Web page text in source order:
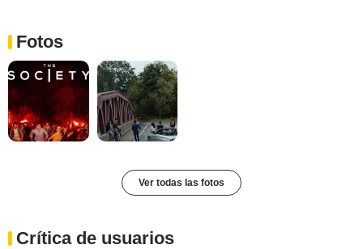
Fotos
Ver todas las fotos
Crítica de usuarios